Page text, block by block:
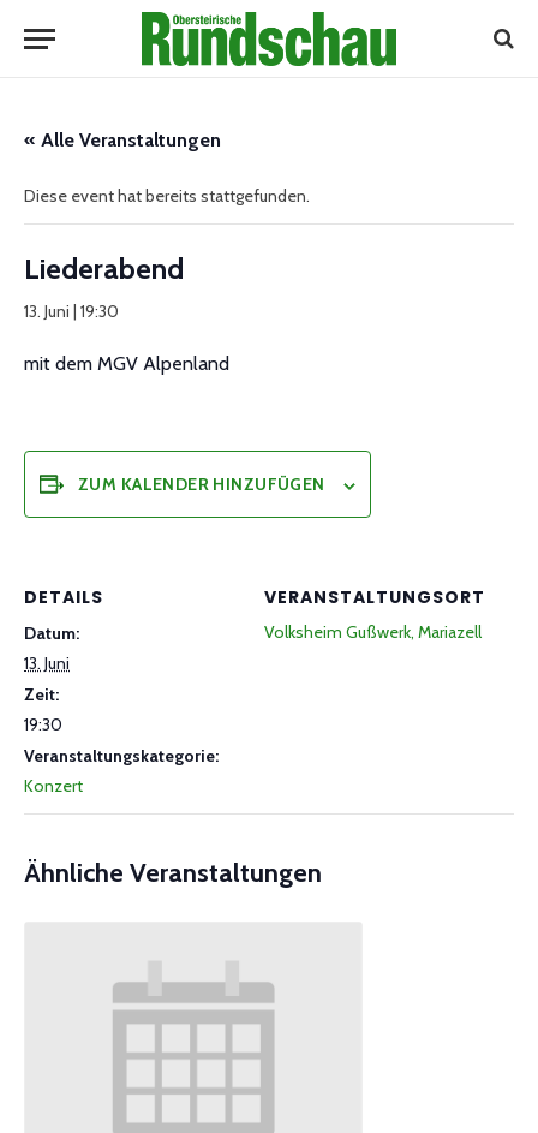
« Alle Veranstaltungen
Diese event hat bereits stattgefunden.
Liederabend
13. Juni | 19:30
mit dem MGV Alpenland
ZUM KALENDER HINZUFÜGEN
DETAILS
Datum:
13. Juni
Zeit:
19:30
Veranstaltungskategorie:
Konzert
VERANSTALTUNGSORT
Volksheim Gußwerk, Mariazell
Ähnliche Veranstaltungen